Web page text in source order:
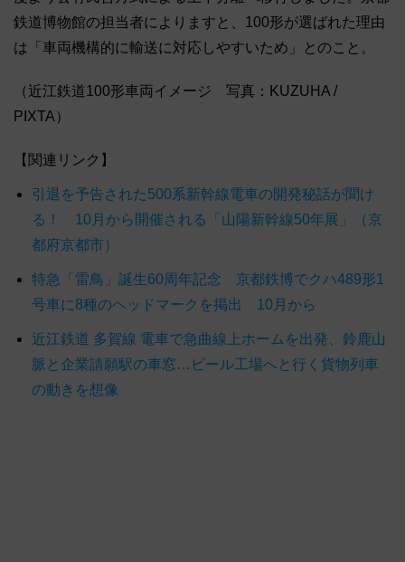
鉄道博物館の担当者によりますと、100形が選ばれた理由
は「車両機構的に輸送に対応しやすいため」とのこと。
（近江鉄道100形車両イメージ 写真：KUZUHA /
PIXTA）
【関連リンク】
引退を予告された500系新幹線電車の開発秘話が聞け
る！ 10月から開催される「山陽新幹線50年展」（京
都府京都市）
特急「雷鳥」誕生60周年記念 京都鉄博でクハ489形1
号車に8種のヘッドマークを掲出 10月から
近江鉄道 多賀線 電車で急曲線上ホームを出発、鈴鹿山
脈と企業請願駅の車窓…ビール工場へと行く貨物列車
の動きを想像